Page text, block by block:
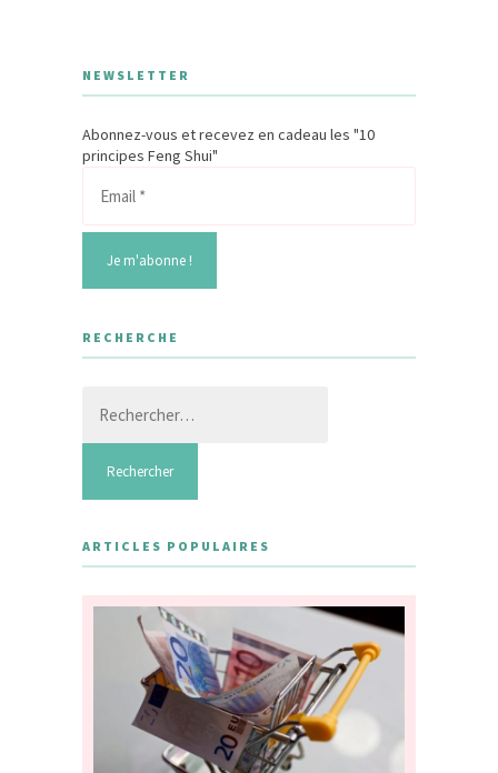
NEWSLETTER
Abonnez-vous et recevez en cadeau les "10
principes Feng Shui"
RECHERCHE
ARTICLES POPULAIRES